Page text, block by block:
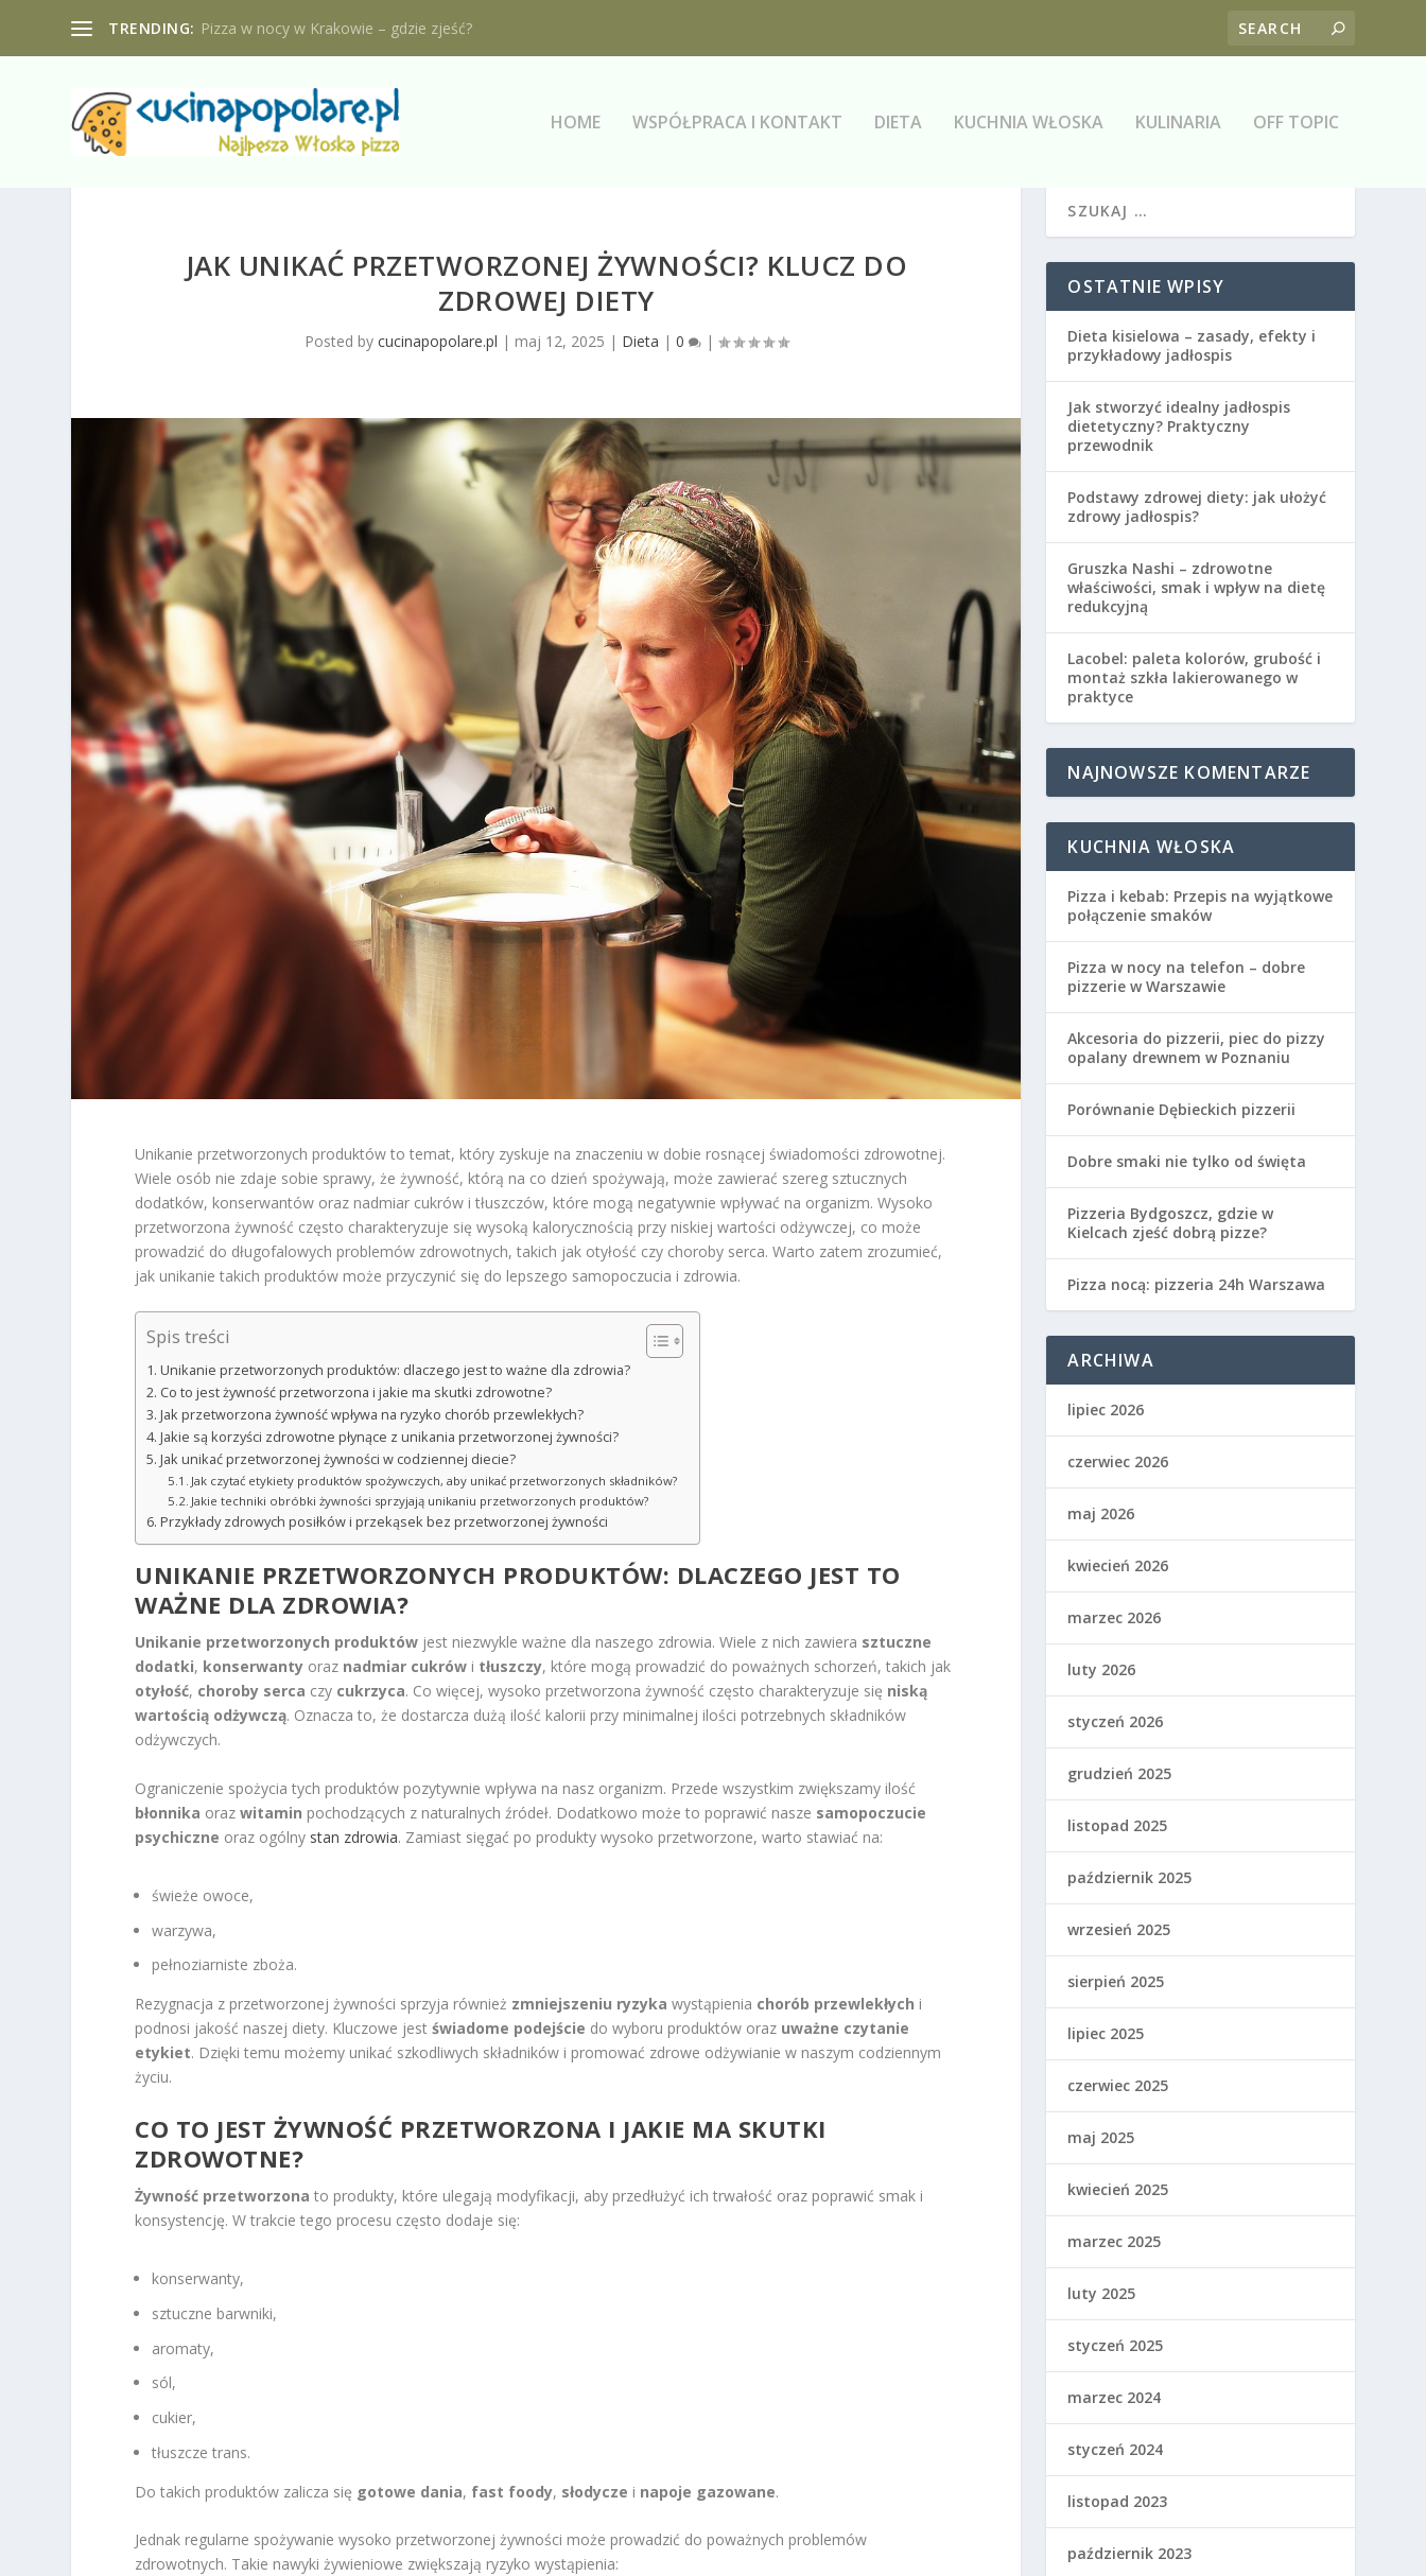
TRENDING: Pizza w nocy w Krakowie – gdzie zjeść?
HOME WSPÓŁPRACA I KONTAKT DIETA KUCHNIA WŁOSKA KULINARIA OFF TOPIC
JAK UNIKAĆ PRZETWORZONEJ ŻYWNOŚCI? KLUCZ DO
ZDROWEJ DIETY
Posted by cucinapopolare.pl | maj 12, 2025 | Dieta | 0 |
Unikanie przetworzonych produktów to temat, który zyskuje na znaczeniu w dobie rosnącej świadomości zdrowotnej.
Wiele osób nie zdaje sobie sprawy, że żywność, którą na co dzień spożywają, może zawierać szereg sztucznych
dodatków, konserwantów oraz nadmiar cukrów i tłuszczów, które mogą negatywnie wpływać na organizm. Wysoko
przetworzona żywność często charakteryzuje się wysoką kalorycznością przy niskiej wartości odżywczej, co może
prowadzić do długofalowych problemów zdrowotnych, takich jak otyłość czy choroby serca. Warto zatem zrozumieć,
jak unikanie takich produktów może przyczynić się do lepszego samopoczucia i zdrowia.
Spis treści
Unikanie przetworzonych produktów: dlaczego jest to ważne dla zdrowia?
Co to jest żywność przetworzona i jakie ma skutki zdrowotne?
Jak przetworzona żywność wpływa na ryzyko chorób przewlekłych?
Jakie są korzyści zdrowotne płynące z unikania przetworzonej żywności?
Jak unikać przetworzonej żywności w codziennej diecie?
Jak czytać etykiety produktów spożywczych, aby unikać przetworzonych składników?
Jakie techniki obróbki żywności sprzyjają unikaniu przetworzonych produktów?
Przykłady zdrowych posiłków i przekąsek bez przetworzonej żywności
UNIKANIE PRZETWORZONYCH PRODUKTÓW: DLACZEGO JEST TO
WAŻNE DLA ZDROWIA?
Unikanie przetworzonych produktów jest niezwykle ważne dla naszego zdrowia. Wiele z nich zawiera sztuczne
dodatki, konserwanty oraz nadmiar cukrów i tłuszczy, które mogą prowadzić do poważnych schorzeń, takich jak
otyłość, choroby serca czy cukrzyca. Co więcej, wysoko przetworzona żywność często charakteryzuje się niską
wartością odżywczą. Oznacza to, że dostarcza dużą ilość kalorii przy minimalnej ilości potrzebnych składników
odżywczych.
Ograniczenie spożycia tych produktów pozytywnie wpływa na nasz organizm. Przede wszystkim zwiększamy ilość
błonnika orazwitamin pochodzących z naturalnych źródeł. Dodatkowo może to poprawić nasze samopoczucie
psychiczne oraz ogólny stan zdrowia. Zamiast sięgać po produkty wysoko przetworzone, warto stawiać na:
świeże owoce,
warzywa,
pełnoziarniste zboża.
Rezygnacja z przetworzonej żywności sprzyja również zmniejszeniu ryzyka wystąpienia chorób przewlekłych i
podnosi jakość naszej diety. Kluczowe jestświadome podejście do wyboru produktów oraz uważne czytanie
etykiet. Dzięki temu możemy unikać szkodliwych składników i promować zdrowe odżywianie w naszym codziennym
życiu.
CO TO JEST ŻYWNOŚĆ PRZETWORZONA I JAKIE MA SKUTKI
ZDROWOTNE?
Żywność przetworzona to produkty, które ulegają modyfikacji, aby przedłużyć ich trwałość oraz poprawić smak i
konsystencję. W trakcie tego procesu często dodaje się:
konserwanty,
sztuczne barwniki,
aromaty,
sól,
cukier,
tłuszcze trans.
Do takich produktów zalicza się gotowe dania, fast foody, słodycze i napoje gazowane.
Jednak regularne spożywanie wysoko przetworzonej żywności może prowadzić do poważnych problemów
zdrowotnych. Takie nawyki żywieniowe zwiększają ryzyko wystąpienia:
OSTATNIE WPISY
Dieta kisielowa – zasady, efekty i
przykładowy jadłospis
Jak stworzyć idealny jadłospis
dietetyczny? Praktyczny
przewodnik
Podstawy zdrowej diety: jak ułożyć
zdrowy jadłospis?
Gruszka Nashi – zdrowotne
właściwości, smak i wpływ na dietę
redukcyjną
Lacobel: paleta kolorów, grubość i
montaż szkła lakierowanego w
praktyce
NAJNOWSZE KOMENTARZE
KUCHNIA WŁOSKA
Pizza i kebab: Przepis na wyjątkowe
połączenie smaków
Pizza w nocy na telefon – dobre
pizzerie w Warszawie
Akcesoria do pizzerii, piec do pizzy
opalany drewnem w Poznaniu
Porównanie Dębieckich pizzerii
Dobre smaki nie tylko od święta
Pizzeria Bydgoszcz, gdzie w
Kielcach zjeść dobrą pizze?
Pizza nocą: pizzeria 24h Warszawa
ARCHIWA
lipiec 2026
czerwiec 2026
maj 2026
kwiecień 2026
marzec 2026
luty 2026
styczeń 2026
grudzień 2025
listopad 2025
październik 2025
wrzesień 2025
sierpień 2025
lipiec 2025
czerwiec 2025
maj 2025
kwiecień 2025
marzec 2025
luty 2025
styczeń 2025
marzec 2024
styczeń 2024
listopad 2023
październik 2023